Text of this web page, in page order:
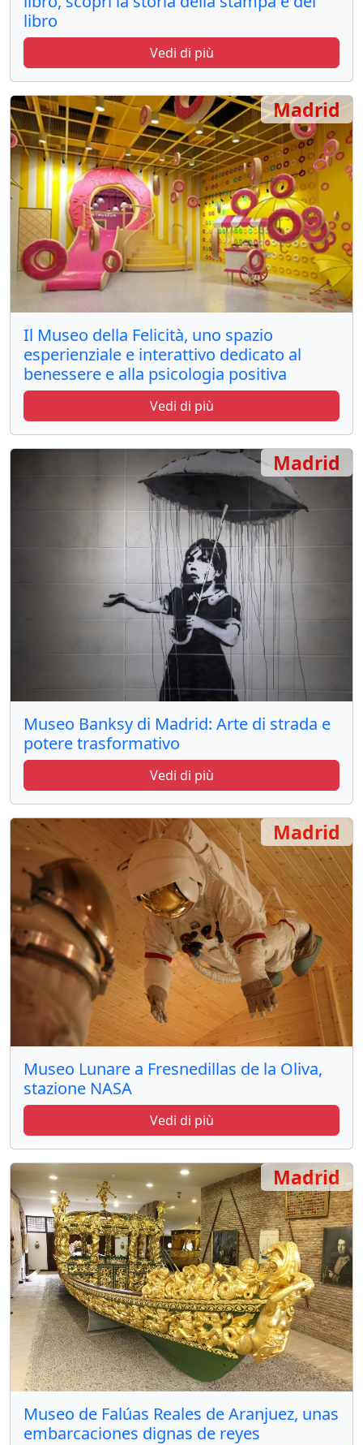
libro
Vedi di più
Il Museo della Felicità, uno spazio
esperienziale e interattivo dedicato al
benessere e alla psicologia positiva
Vedi di più
Madrid
Museo Banksy di Madrid: Arte di strada e
potere trasformativo
Vedi di più
Madrid
Museo Lunare a Fresnedillas de la Oliva,
stazione NASA
Vedi di più
Madrid
Museo de Falúas Reales de Aranjuez, unas
embarcaciones dignas de reyes
Madrid